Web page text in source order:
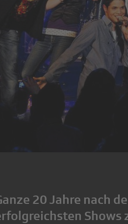
20 Jahre nach
Shows